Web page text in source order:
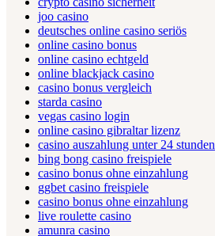
joo casino
deutsches online casino seriös
online casino bonus
online casino echtgeld
online blackjack casino
casino bonus vergleich
starda casino
vegas casino login
online casino gibraltar lizenz
casino auszahlung unter 24 stunden
bing bong casino freispiele
casino bonus ohne einzahlung
ggbet casino freispiele
casino bonus ohne einzahlung
live roulette casino
amunra casino